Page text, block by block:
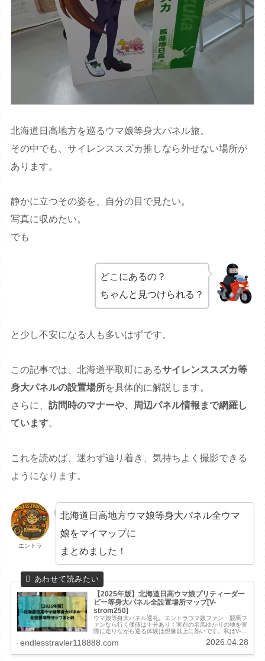
北海道日高地方を巡るウマ娘等身大パネル旅。
その中でも、サイレンススズカ推しなら外せない場所が
あります。
静かに立つその姿を、自分の目で見たい。
写真に収めたい。
でも
どこにあるの？
ちゃんと見つけられる？
と少し不安になる人も多いはずです。
この記事では、北海道平取町にあるサイレンススズカ等
身大パネルの設置場所を具体的に解説します。
さらに、訪問時のマナーや、周辺パネル情報まで網羅し
ています。
これを読めば、迷わず辿り着き、気持ちよく撮影できる
ようになります。
エントラ
北海道日高地方ウマ娘等身大パネル全ウマ
娘をマイマップに
まとめました！
【2025年版】北海道日高ウマ娘プリティーダー
ビー等身大パネル全設置場所マップ[V-
strom250]
ウマ娘等身大パネル巡礼。エントラウマ娘ファン・競馬フ
ァンなら行く価値は十分あり！実在の名馬ゆかりの地を実
際に走りながら巡る体験は想像以上に熱いです。私はV-
は終わりません！施設...
endlesstravler118888.com 2026.04.28